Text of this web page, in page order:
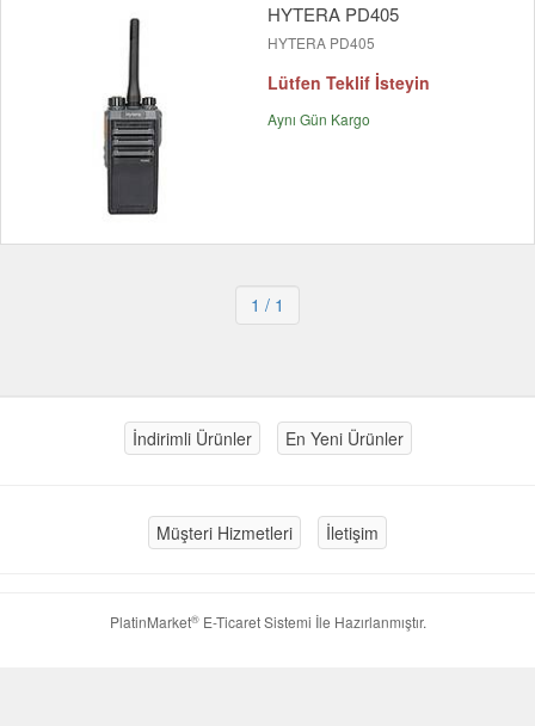
HYTERA PD405
HYTERA PD405
Lütfen Teklif İsteyin
Aynı Gün Kargo
1 / 1
İndirimli Ürünler En Yeni Ürünler
Müşteri Hizmetleri İletişim
PlatinMarket®E-Ticaret Sistemi İle Hazırlanmıştır.